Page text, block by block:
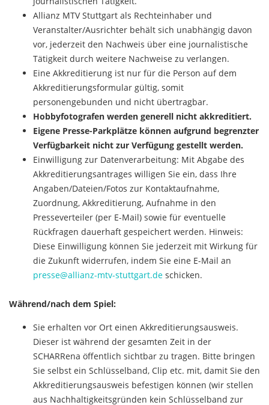
Allianz MTV Stuttgart als Rechteinhaber und
Veranstalter/Ausrichter behält sich unabhängig davon
vor, jederzeit den Nachweis über eine journalistische
Tätigkeit durch weitere Nachweise zu verlangen.
Eine Akkreditierung ist nur für die Person auf dem
Akkreditierungsformular gültig, somit
personengebunden und nicht übertragbar.
Hobbyfotografen werden generell nicht akkreditiert.
Eigene Presse-Parkplätze können aufgrund begrenzter
Verfügbarkeit nicht zur Verfügung gestellt werden.
Einwilligung zur Datenverarbeitung: Mit Abgabe des
Akkreditierungsantrages willigen Sie ein, dass Ihre
Angaben/Dateien/Fotos zur Kontaktaufnahme,
Zuordnung, Akkreditierung, Aufnahme in den
Presseverteiler (per E-Mail) sowie für eventuelle
Rückfragen dauerhaft gespeichert werden. Hinweis:
Diese Einwilligung können Sie jederzeit mit Wirkung für
die Zukunft widerrufen, indem Sie eine E-Mail an
presse@allianz-mtv-stuttgart.de schicken.
Während/nach dem Spiel:
Sie erhalten vor Ort einen Akkreditierungsausweis.
Dieser ist während der gesamten Zeit in der
SCHARRena öffentlich sichtbar zu tragen. Bitte bringen
Sie selbst ein Schlüsselband, Clip etc. mit, damit Sie den
Akkreditierungsausweis befestigen können (wir stellen
aus Nachhaltigkeitsgründen kein Schlüsselband zur